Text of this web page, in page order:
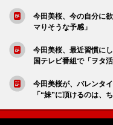
今田美桜、今の自分に
マりそうな予感」
今田美桜、最近習慣に
国テレビ番組で「ヲタ活
今田美桜が、バレンタ
「“妹”に頂けるのは、